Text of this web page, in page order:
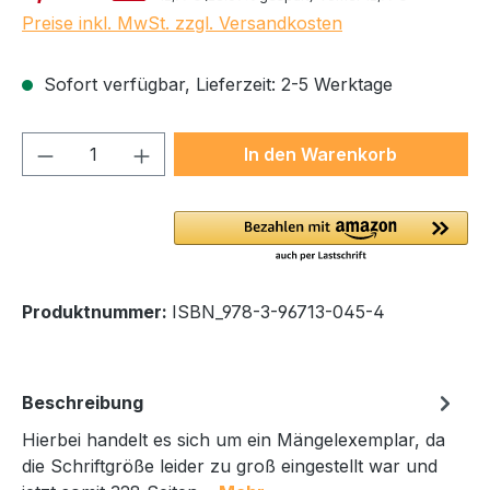
Preise inkl. MwSt. zzgl. Versandkosten
Sofort verfügbar, Lieferzeit: 2-5 Werktage
Produkt Anzahl: Gib denIn den Warenkorb
Produktnummer: ISBN_978-3-96713-045-4
Beschreibung
Hierbei handelt es sich um ein Mängelexemplar, da
die Schriftgröße leider zu groß eingestellt war und